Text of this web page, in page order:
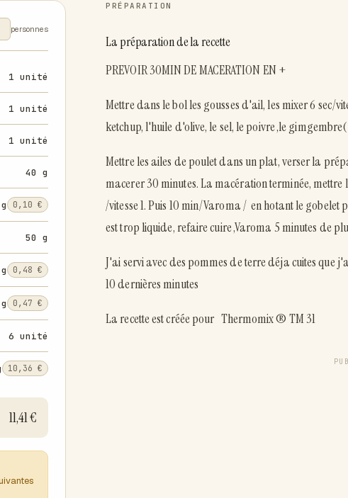
personnes
1 unité
1 unité
1 unité
40 g
0,10 €
50 g
0,48 €
0,47 €
6 unité
10,36 €
11,41 €
PRÉPARATION
La préparation de la recette
PREVOIR 30MIN DE MACERATION EN +
Mettre dans le bol les gousses d'ail, les mixer 6 sec/
ketchup, l'huile d'olive, le sel, le poivre ,le
Mettre les ailes de poulet dans un plat, verser la
macerer 30 minutes. La macération terminée,
/vitesse 1. Puis 10 min/Varoma / en hotant le
est trop liquide, refaire cuire ,Varoma 5 minutes de
J'ai servi avec des pommes de terre déja cuites
10 dernières minutes
La recette est créée pour Thermomix ® TM 31